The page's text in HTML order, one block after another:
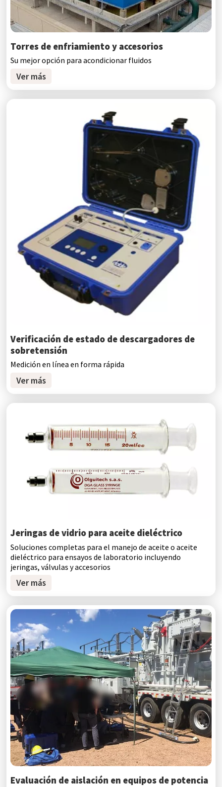
Torres de enfriamiento y accesorios
Su mejor opción para acondicionar fluidos
Ver más
Verificación de estado de descargadores de
sobretensión
Medición en línea en forma rápida
Ver más
Jeringas de vidrio para aceite dieléctrico
Soluciones completas para el manejo de aceite o aceite
dieléctrico para ensayos de laboratorio incluyendo
jeringas, válvulas y accesorios
Ver más
Evaluación de aislación en equipos de potencia